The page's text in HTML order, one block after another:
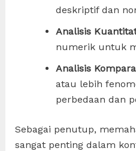
deskriptif dan
Analisis
numerik untuk
Analisis
atau lebih
perbedaan dan
Sebagai penutup,
sangat penting dalam